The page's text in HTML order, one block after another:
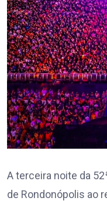
A terceira noite da
de Rondonópolis ao